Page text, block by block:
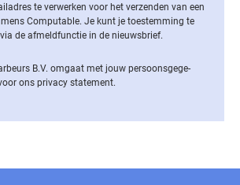
te verwerken voor het verzenden van een
Computable. Je kunt je toestemming te
de af­meld­func­tie in de nieuwsbrief.
B.V. omgaat met jouw per­soons­ge­ge­
ons privacy statement.